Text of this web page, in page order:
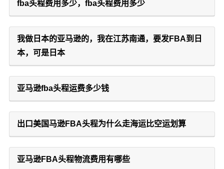
fba头程费用多少，fba头程费用多少
我做日本的亚马逊的，我在江苏南通，要发FBA到日
本，可是日本
亚马逊fba头程运费多少钱
出口美国马逊FBA头程为什么走海运比空运划算
亚马逊FBA头程物流费用有哪些